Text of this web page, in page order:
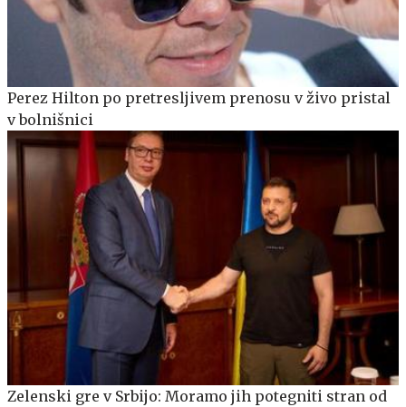
Perez Hilton po pretresljivem prenosu v živo pristal
v bolnišnici
Zelenski gre v Srbijo: Moramo jih potegniti stran od